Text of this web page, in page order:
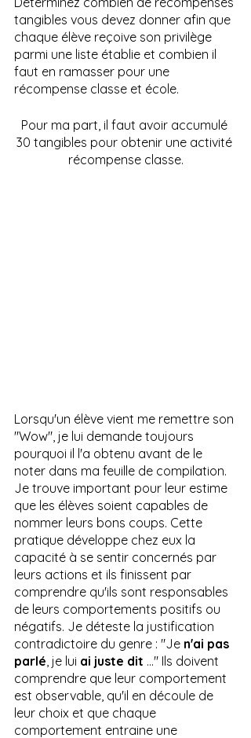
tangibles vous devez donner afin que
chaque élève reçoive son privilège
parmi une liste établie et combien il
faut en ramasser pour une
récompense classe et école.
Pour ma part, il faut avoir accumulé
30 tangibles pour obtenir une activité
récompense classe.
Lorsqu'un élève vient me remettre son
"Wow", je lui demande toujours
pourquoi il l'a obtenu avant de le
noter dans ma feuille de compilation.
Je trouve important pour leur estime
que les élèves soient capables de
nommer leurs bons coups. Cette
pratique développe chez eux la
capacité à se sentir concernés par
leurs actions et ils finissent par
comprendre qu'ils sont responsables
de leurs comportements positifs ou
négatifs. Je déteste la justification
contradictoire du genre : "Je n'ai pas
parlé, je lui ai juste dit ..." Ils doivent
comprendre que leur comportement
est observable, qu'il en découle de
leur choix et que chaque
comportement entraine une